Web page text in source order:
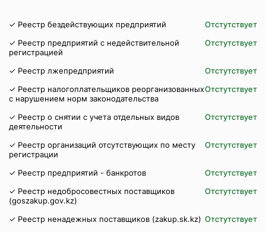
✓ Реестр бездействующих предприятий
Отстутствует
✓ Реестр предприятий с недействительной
регистрацией
Отстутствует
✓ Реестр лжепредприятий
Отстутствует
✓ Реестр налогоплательщиков реорганизованных
с нарушением норм законодательства
Отстутствует
✓ Реестр о снятии с учета отдельных видов
деятельности
Отстутствует
✓ Реестр организаций отсутствующих по месту
регистрации
Отстутствует
✓ Реестр предприятий - банкротов
Отстутствует
✓ Реестр недобросовестных поставщиков
(goszakup.gov.kz)
Отстутствует
✓ Реестр ненадежных поставщиков (zakup.sk.kz) Отстутствует